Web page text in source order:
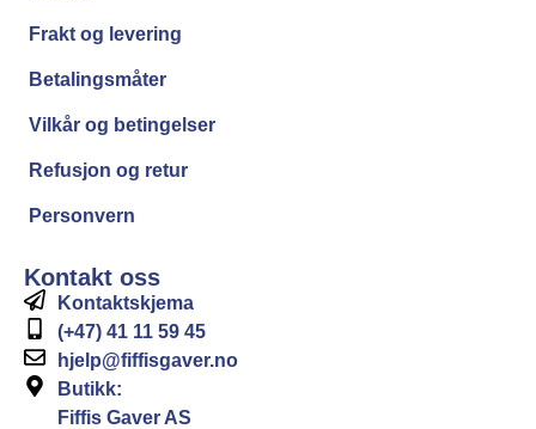
Frakt og levering
Betalingsmåter
Vilkår og betingelser
Refusjon og retur
Personvern
Kontakt oss
Kontaktskjema
(+47) 41 11 59 45
hjelp@fiffisgaver.no
Butikk:
Fiffis Gaver AS